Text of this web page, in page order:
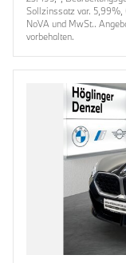
Sollzinssatz var. 5,99%,
NoVA und MwSt..
vorbehalten.